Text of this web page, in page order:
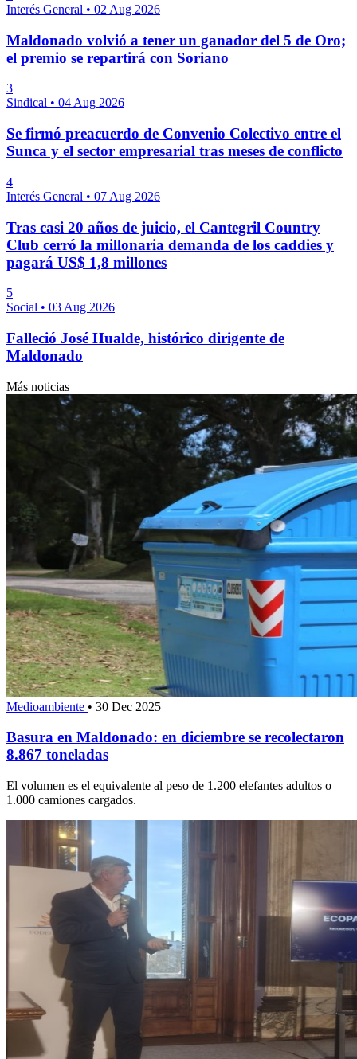
Interés General • 02 Aug 2026
Maldonado volvió a tener un ganador del 5 de Oro;
el premio se repartirá con Soriano
3
Sindical • 04 Aug 2026
Se firmó preacuerdo de Convenio Colectivo entre el
Sunca y el sector empresarial tras meses de conflicto
4
Interés General • 07 Aug 2026
Tras casi 20 años de juicio, el Cantegril Country
Club cerró la millonaria demanda de los caddies y
pagará US$ 1,8 millones
5
Social • 03 Aug 2026
Falleció José Hualde, histórico dirigente de
Maldonado
Más noticias
Medioambiente • 30 Dec 2025
Basura en Maldonado: en diciembre se recolectaron
8.867 toneladas
El volumen es el equivalente al peso de 1.200 elefantes adultos o
1.000 camiones cargados.